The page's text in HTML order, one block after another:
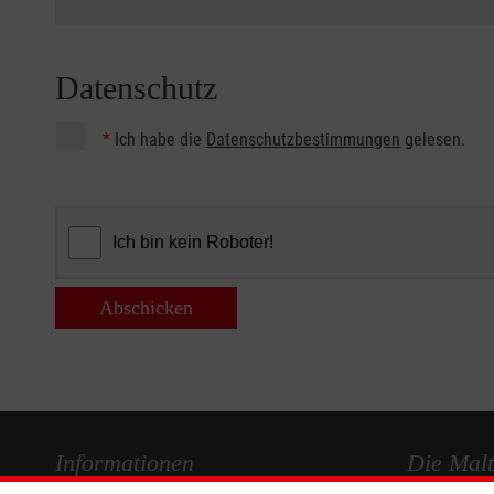
Datenschutz
* Ich habe die Datenschutzbestimmungen gelesen.
Abschicken
Informationen Die